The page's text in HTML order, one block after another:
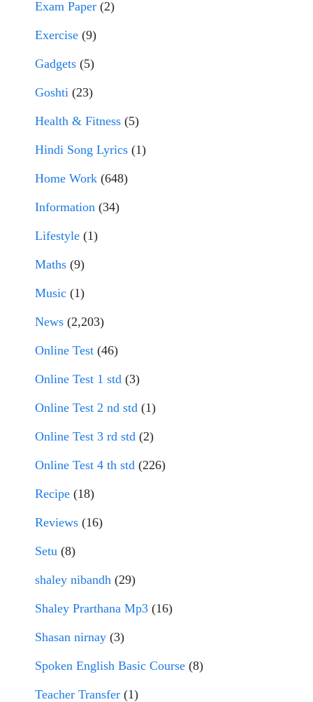
Exam Paper (2)
Exercise (9)
Gadgets (5)
Goshti (23)
Health & Fitness (5)
Hindi Song Lyrics (1)
Home Work (648)
Information (34)
Lifestyle (1)
Maths (9)
Music (1)
News (2,203)
Online Test (46)
Online Test 1 std (3)
Online Test 2 nd std (1)
Online Test 3 rd std (2)
Online Test 4 th std (226)
Recipe (18)
Reviews (16)
Setu (8)
shaley nibandh (29)
Shaley Prarthana Mp3 (16)
Shasan nirnay (3)
Spoken English Basic Course (8)
Teacher Transfer (1)